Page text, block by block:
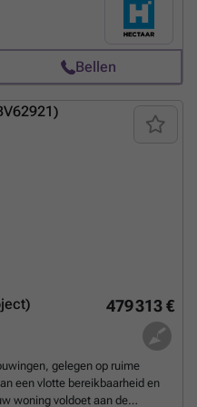
om jouw woning volledig
met onze betrouwbare
inkomhal
open keuken en een
apart toilet, 3 ruime
douche en dubbel
het zolderluik - ideaal als extra
6% btw mogelijk (onder
Bellen
479 313 €
gelegen op ruime
een vlotte bereikbaarheid en
woning voldoet aan de